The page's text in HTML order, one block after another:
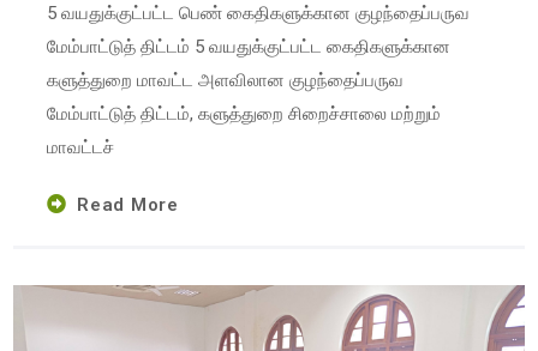
5 வயதுக்குட்பட்ட பெண் கைதிகளுக்கான குழந்தைப்பருவ
மேம்பாட்டுத் திட்டம் 5 வயதுக்குட்பட்ட கைதிகளுக்கான
களுத்துறை மாவட்ட அளவிலான குழந்தைப்பருவ
மேம்பாட்டுத் திட்டம், களுத்துறை சிறைச்சாலை மற்றும்
மாவட்டச்
Read More